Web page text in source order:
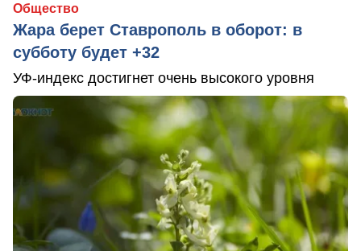
Общество
Жара берет Ставрополь в оборот: в
субботу будет +32
УФ-индекс достигнет очень высокого уровня